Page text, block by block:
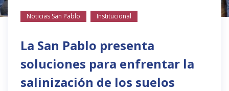
Noticias San Pablo Institucional
La San Pablo presenta
soluciones para enfrentar la
salinización de los suelos